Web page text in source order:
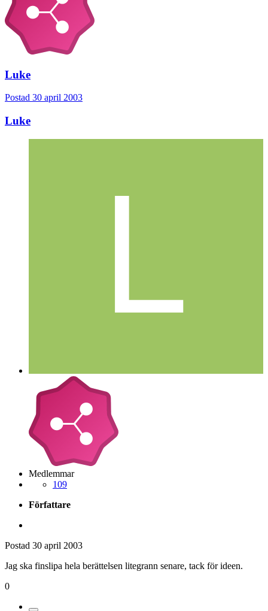
Luke
Postad 30 april 2003
Luke
Medlemmar
109
Författare
Postad 30 april 2003
Jag ska finslipa hela berättelsen litegrann senare, tack för ideen.
0